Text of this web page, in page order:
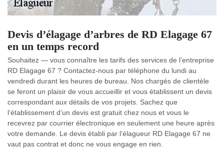
Devis d’élagage d’arbres de RD Elagage 67
en un temps record
Souhaitez — vous connaître les tarifs des services de l’entreprise
RD Elagage 67 ? Contactez-nous par téléphone du lundi au
vendredi durant les heures de bureau. Nos chargés de clientèle
se feront un plaisir de vous accueillir et vous établissent un devis
correspondant aux détails de vos projets. Sachez que
l’établissement d’un devis est gratuit chez nous et vous le
recevrez par courrier électronique en seulement une heure après
votre demande. Le devis établi par l’élagueur RD Elagage 67 ne
vaut pas contrat et donc ne vous engage en rien.